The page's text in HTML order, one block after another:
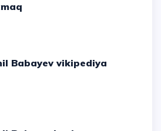
Babayev vikipediya